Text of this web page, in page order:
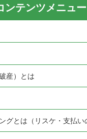
ンテンツメニュー
産）とは
グとは（リスケ・支払い